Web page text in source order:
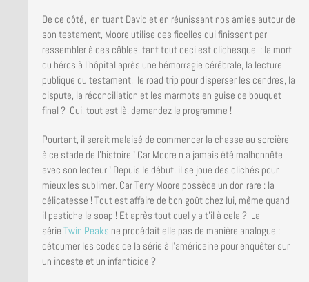
De ce côté, en tuant David et en réunissant nos amies autour de
son testament, Moore utilise des ficelles qui finissent par
ressembler à des câbles, tant tout ceci est clichesque : la mort
du héros à l’hôpital après une hémorragie cérébrale, la lecture
publique du testament, le road trip pour disperser les cendres, la
dispute, la réconciliation et les marmots en guise de bouquet
final ? Oui, tout est là, demandez le programme !
Pourtant, il serait malaisé de commencer la chasse au sorcière
à ce stade de l’histoire ! Car Moore n a jamais été malhonnête
avec son lecteur ! Depuis le début, il se joue des clichés pour
mieux les sublimer. Car Terry Moore possède un don rare : la
délicatesse ! Tout est affaire de bon goût chez lui, même quand
il pastiche le soap ! Et après tout quel y a t’il à cela ? La
série Twin Peaks ne procédait elle pas de manière analogue :
détourner les codes de la série à l’américaine pour enquêter sur
un inceste et un infanticide ?